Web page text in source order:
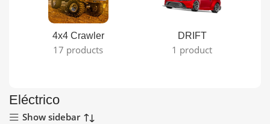
4x4 Crawler
17 products
DRIFT
1 product
Eléctrico
Show sidebar